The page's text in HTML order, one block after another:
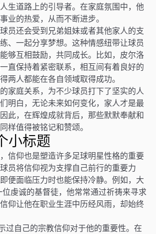
生道路上的引导者。在家庭氛围中，他
业的热爱，从而不断进步。
员还会受到兄弟姐妹或者其他家人的支
、一起分享梦想。这种情感纽带让球员
够互相鼓励，共同成长。比如，皮尔洛
直保持着紧密联系，相互间有着良好的
两人都能在各自领域取得成功。
家庭关系，为不少球员打下了坚实的人
明白，无论未来如何变化，家人才是最
此，在辉煌成就背后，那些默默奉献和
样值得被铭记和赞颂。
小标题
信仰也是塑造许多足球明星性格的重要
员将信仰视为支撑自己前行的重要力
便面临压力时也能保持冷静。例如，大
位虔诚的基督徒，他常常通过祈祷来寻求
仰让他在职业生涯中历经风雨，却始终
过自己的宗教信仰对于他的重要性。在